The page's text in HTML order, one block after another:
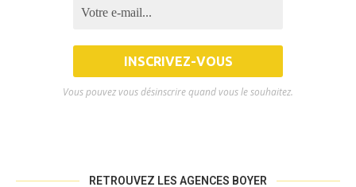
Vous pouvez vous désinscrire quand vous le souhaitez.
RETROUVEZ LES AGENCES BOYER